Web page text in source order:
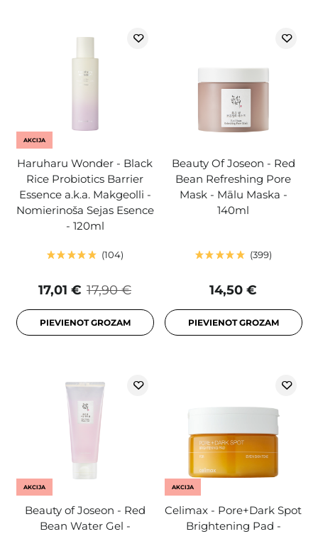
AKCIJA
Haruharu Wonder - Black
Rice Probiotics Barrier
Essence a.k.a. Makgeolli -
Nomierinoša Sejas Esence
- 120ml
104
17,90 €
17,01 €
PIEVIENOT GROZAM
Beauty Of Joseon - Red
Bean Refreshing Pore
Mask - Mālu Maska -
140ml
399
14,50 €
PIEVIENOT GROZAM
AKCIJA
Beauty of Joseon - Red
Bean Water Gel -
AKCIJA
Celimax - Pore+Dark Spot
Brightening Pad -